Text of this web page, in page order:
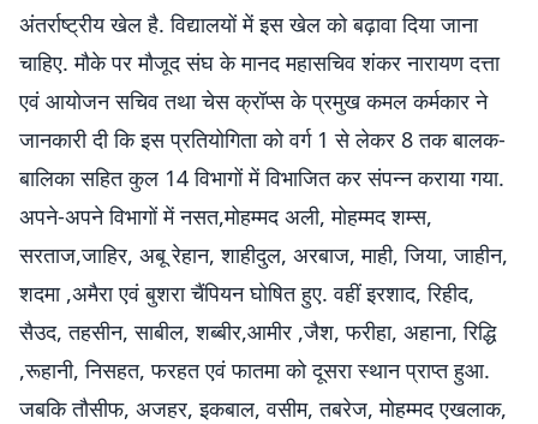
अंतर्राष्ट्रीय खेल है. विद्यालयों में इस खेल को बढ़ावा दिया जाना
चाहिए. मौके पर मौजूद संघ के मानद महासचिव शंकर नारायण दत्ता
एवं आयोजन सचिव तथा चेस क्रॉप्स के प्रमुख कमल कर्मकार ने
जानकारी दी कि इस प्रतियोगिता को वर्ग 1 से लेकर 8 तक बालक-
बालिका सहित कुल 14 विभागों में विभाजित कर संपन्न कराया गया.
अपने-अपने विभागों में नसत,मोहम्मद अली, मोहम्मद शम्स,
सरताज,जाहिर, अबू रेहान, शाहीदुल, अरबाज, माही, जिया, जाहीन,
शदमा ,अमैरा एवं बुशरा चैंपियन घोषित हुए. वहीं इरशाद, रिहीद,
सैउद, तहसीन, साबील, शब्बीर,आमीर ,जैश, फरीहा, अहाना, रिद्धि
,रूहानी, निसहत, फरहत एवं फातमा को दूसरा स्थान प्राप्त हुआ.
जबकि तौसीफ, अजहर, इकबाल, वसीम, तबरेज, मोहम्मद एखलाक,